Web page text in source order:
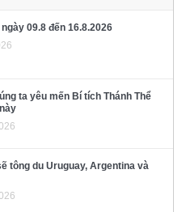
09.8 đến 16.8.2026
ta yêu mến Bí tích Thánh Thể
tông du Uruguay, Argentina và